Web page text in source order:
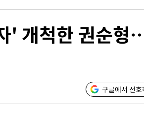
마감
돌 흔적 포착
권' 수용할까
력 위해 불가피"
' 개척한 권순형
구글에서 선